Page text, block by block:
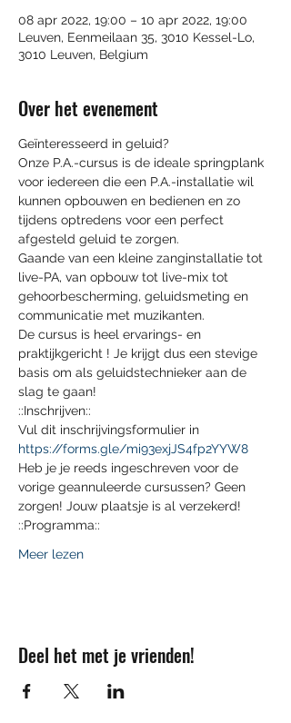
08 apr 2022, 19:00 – 10 apr 2022, 19:00
Leuven, Eenmeilaan 35, 3010 Kessel-Lo,
3010 Leuven, Belgium
Over het evenement
Geïnteresseerd in geluid?
Onze P.A.-cursus is de ideale springplank
voor iedereen die een P.A.-installatie wil
kunnen opbouwen en bedienen en zo
tijdens optredens voor een perfect
afgesteld geluid te zorgen.
Gaande van een kleine zanginstallatie tot
live-PA, van opbouw tot live-mix tot
gehoorbescherming, geluidsmeting en
communicatie met muzikanten.
De cursus is heel ervarings- en
praktijkgericht ! Je krijgt dus een stevige
basis om als geluidstechnieker aan de
slag te gaan!
::Inschrijven::
Vul dit inschrijvingsformulier in
https://forms.gle/mi93exjJS4fp2YYW8
Heb je je reeds ingeschreven voor de
vorige geannuleerde cursussen? Geen
zorgen! Jouw plaatsje is al verzekerd!
::Programma::
Meer lezen
Deel het met je vrienden!